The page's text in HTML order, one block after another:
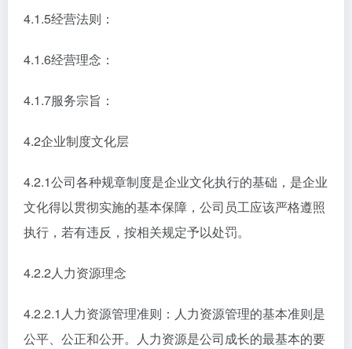
4.1.5经营法则：
4.1.6经营理念：
4.1.7服务宗旨：
4.2企业制度文化层
4.2.1公司各种规章制度是企业文化执行的基础，是企业
文化得以贯彻实施的基本保障，公司员工应该严格遵照
执行，若有违反，按相关规定予以处罚。
4.2.2人力资源理念
4.2.2.1人力资源管理准则：人力资源管理的基本准则是
公平、公正和公开。人力资源是公司成长的最基本的要